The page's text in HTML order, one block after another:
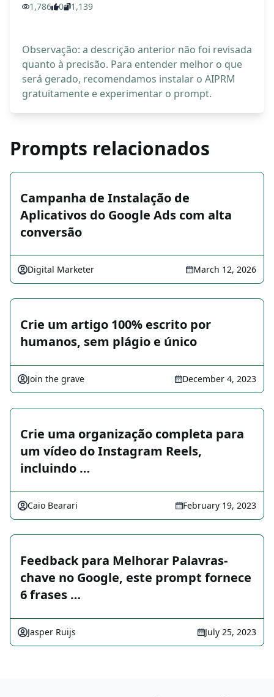
1,786 0 1,139
Observação: a descrição anterior não foi revisada
quanto à precisão. Para entender melhor o que
será gerado, recomendamos instalar o AIPRM
gratuitamente e experimentar o prompt.
Prompts relacionados
Campanha de Instalação de
Aplicativos do Google Ads com alta
conversão
Digital Marketer March 12, 2026
Crie um artigo 100% escrito por
humanos, sem plágio e único
Join the grave December 4, 2023
Crie uma organização completa para
um vídeo do Instagram Reels,
incluindo …
Caio Bearari February 19, 2023
Feedback para Melhorar Palavras-
chave no Google, este prompt fornece
6 frases …
Jasper Ruijs July 25, 2023